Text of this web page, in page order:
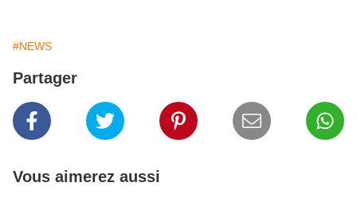
#NEWS
Partager
Vous aimerez aussi